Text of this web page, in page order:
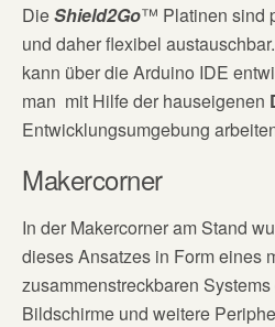
DieShield2Go™ Platinen sind
und daher flexibel
kann über die Arduino IDE
man mit Hilfe der hauseigenen
Entwicklungsumgebung
Makercorner
In der Makercorner am Stand
dieses Ansatzes in Form eines
zusammenstreckbaren
Bildschirme und weitere